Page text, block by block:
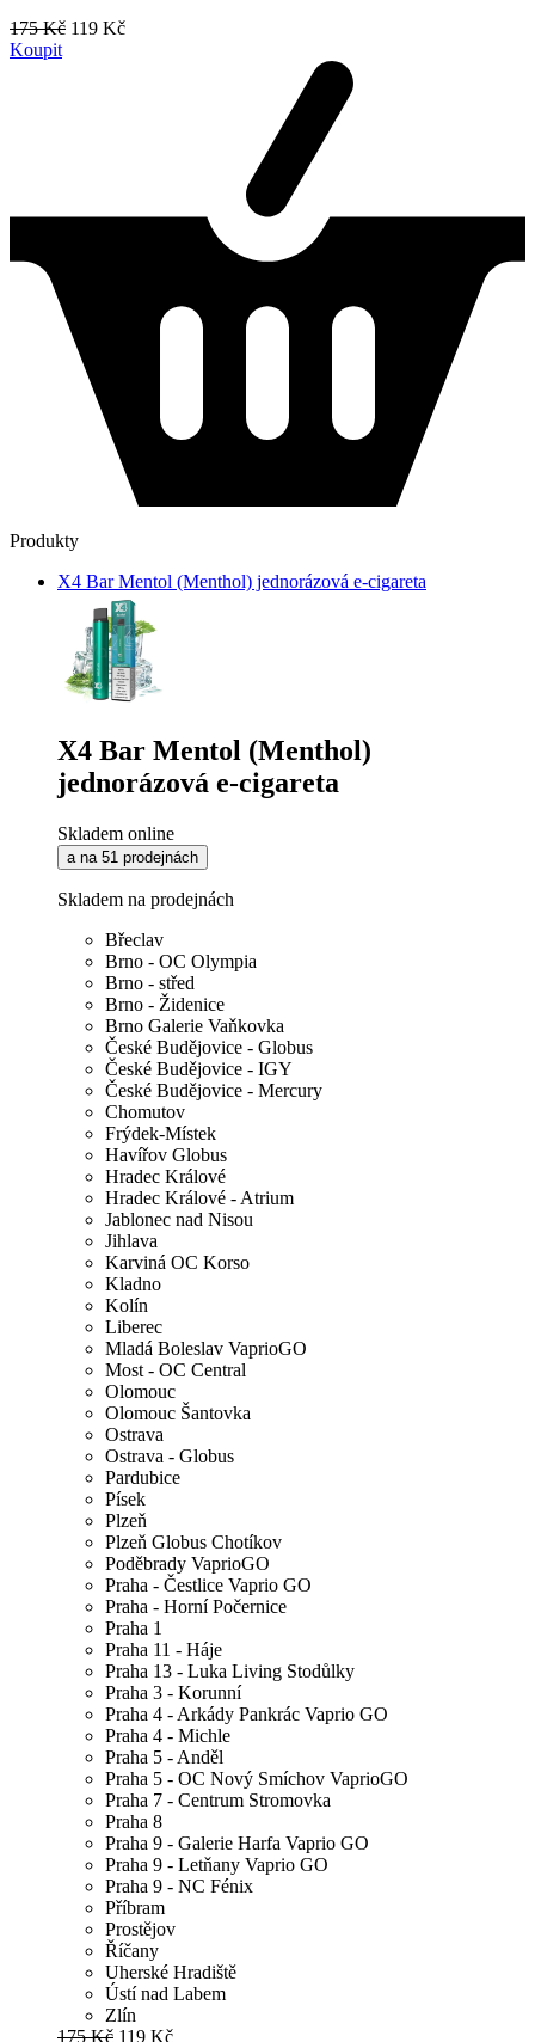
175 Kč 119 Kč
Koupit
Produkty
X4 Bar Mentol (Menthol) jednorázová e-cigareta
X4 Bar Mentol (Menthol)
jednorázová e-cigareta
Skladem online
a na 51 prodejnách
Skladem na prodejnách
Břeclav
Brno - OC Olympia
Brno - střed
Brno - Židenice
Brno Galerie Vaňkovka
České Budějovice - Globus
České Budějovice - IGY
České Budějovice - Mercury
Chomutov
Frýdek-Místek
Havířov Globus
Hradec Králové
Hradec Králové - Atrium
Jablonec nad Nisou
Jihlava
Karviná OC Korso
Kladno
Kolín
Liberec
Mladá Boleslav VaprioGO
Most - OC Central
Olomouc
Olomouc Šantovka
Ostrava
Ostrava - Globus
Pardubice
Písek
Plzeň
Plzeň Globus Chotíkov
Poděbrady VaprioGO
Praha - Čestlice Vaprio GO
Praha - Horní Počernice
Praha 1
Praha 11 - Háje
Praha 13 - Luka Living Stodůlky
Praha 3 - Korunní
Praha 4 - Arkády Pankrác Vaprio GO
Praha 4 - Michle
Praha 5 - Anděl
Praha 5 - OC Nový Smíchov VaprioGO
Praha 7 - Centrum Stromovka
Praha 8
Praha 9 - Galerie Harfa Vaprio GO
Praha 9 - Letňany Vaprio GO
Praha 9 - NC Fénix
Příbram
Prostějov
Říčany
Uherské Hradiště
Ústí nad Labem
Zlín
175 Kč 119 Kč